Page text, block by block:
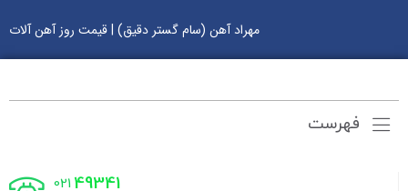
مهراد آهن (سام گستر دقیق) | قیمت روز آهن آلات
فهرست
49341
021